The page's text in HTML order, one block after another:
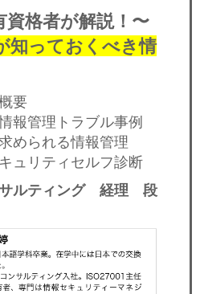
資格者が解説！〜
知っておくべき情
要
報管理トラブル事例
められる情報管理
ュリティセルフ診断
サルティング 経理 段